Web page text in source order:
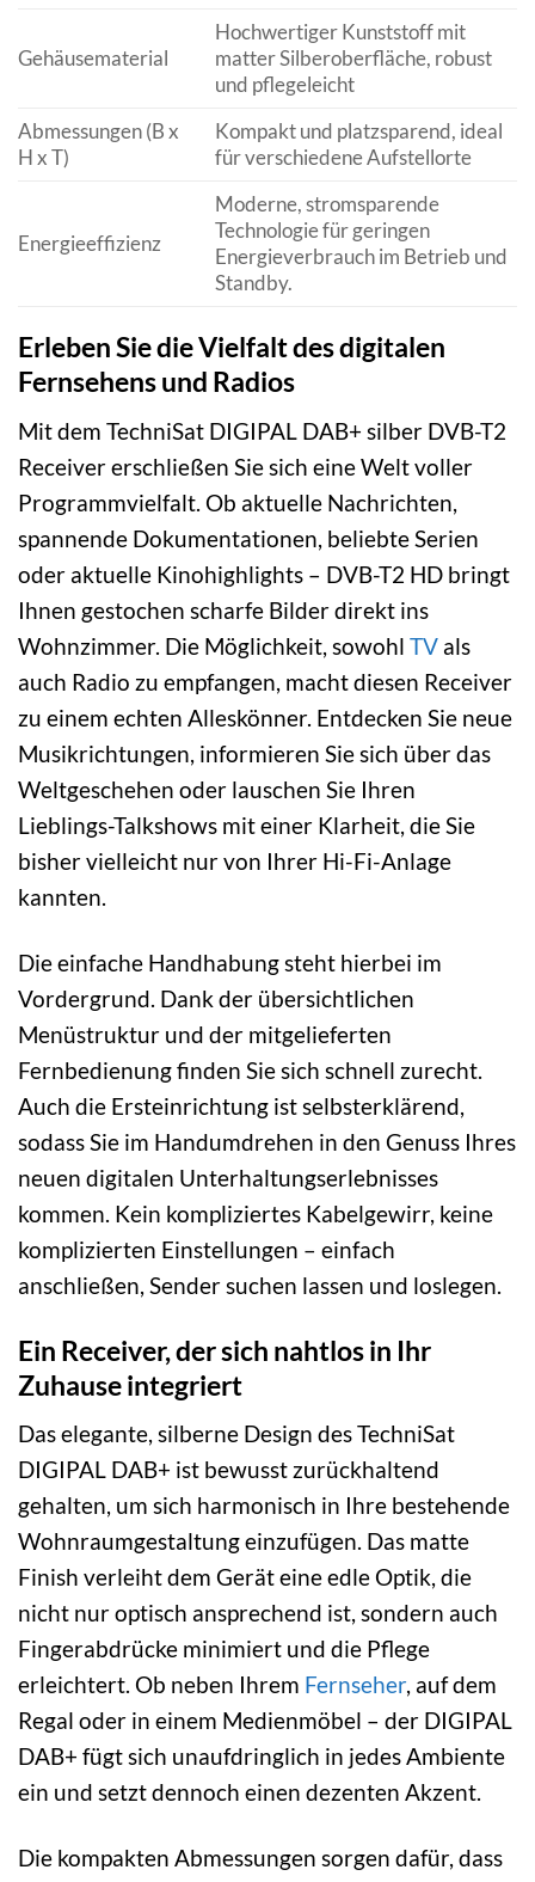
Gehäusematerial
Hochwertiger Kunststoff mit
matter Silberoberfläche, robust
und pflegeleicht
Abmessungen (B x
H x T)
Kompakt und platzsparend, ideal
für verschiedene Aufstellorte
Energieeffizienz
Moderne, stromsparende
Technologie für geringen
Energieverbrauch im Betrieb und
Standby.
Erleben Sie die Vielfalt des digitalen
Fernsehens und Radios
Mit dem TechniSat DIGIPAL DAB+ silber DVB-T2
Receiver erschließen Sie sich eine Welt voller
Programmvielfalt. Ob aktuelle Nachrichten,
spannende Dokumentationen, beliebte Serien
oder aktuelle Kinohighlights – DVB-T2 HD bringt
Ihnen gestochen scharfe Bilder direkt ins
Wohnzimmer. Die Möglichkeit, sowohl TV als
auch Radio zu empfangen, macht diesen Receiver
zu einem echten Alleskönner. Entdecken Sie neue
Musikrichtungen, informieren Sie sich über das
Weltgeschehen oder lauschen Sie Ihren
Lieblings-Talkshows mit einer Klarheit, die Sie
bisher vielleicht nur von Ihrer Hi-Fi-Anlage
kannten.
Die einfache Handhabung steht hierbei im
Vordergrund. Dank der übersichtlichen
Menüstruktur und der mitgelieferten
Fernbedienung finden Sie sich schnell zurecht.
Auch die Ersteinrichtung ist selbsterklärend,
sodass Sie im Handumdrehen in den Genuss Ihres
neuen digitalen Unterhaltungserlebnisses
kommen. Kein kompliziertes Kabelgewirr, keine
komplizierten Einstellungen – einfach
anschließen, Sender suchen lassen und loslegen.
Ein Receiver, der sich nahtlos in Ihr
Zuhause integriert
Das elegante, silberne Design des TechniSat
DIGIPAL DAB+ ist bewusst zurückhaltend
gehalten, um sich harmonisch in Ihre bestehende
Wohnraumgestaltung einzufügen. Das matte
Finish verleiht dem Gerät eine edle Optik, die
nicht nur optisch ansprechend ist, sondern auch
Fingerabdrücke minimiert und die Pflege
erleichtert. Ob neben Ihrem Fernseher, auf dem
Regal oder in einem Medienmöbel – der DIGIPAL
DAB+ fügt sich unaufdringlich in jedes Ambiente
ein und setzt dennoch einen dezenten Akzent.
Die kompakten Abmessungen sorgen dafür, dass